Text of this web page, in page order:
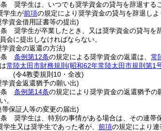
奨学生は、いつでも奨学資金の貸与を辞退する
学生が前項の規定により奨学資金の貸与を辞退し
学資金借用証書等の提出)
奨学生が卒業したとき、又は奨学資金の貸与を
会に提出しなければならない。
学資金の返還の方法)
条例第12条の規定による奨学資金の返還は、 常
常陸太田市財務規則 (昭和62年常陸太田市規則第1
(令4教委規則10・全改)
学資金返還猶予の願い出)
条例第14条の規定により奨学資金の返還猶予
。
帯保証人等の変更の届出)
奨学生は、特別の事情がある場合は、その連帯
学生又は奨学生であった者が、 前項の規定により